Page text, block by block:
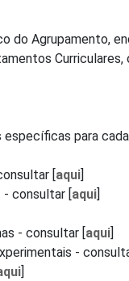
​Agrupamento,
para
[ aqui
consultar [ aqui
- consultar [ aqui
-